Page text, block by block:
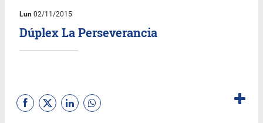
Lun 02/11/2015
Dúplex La Perseverancia